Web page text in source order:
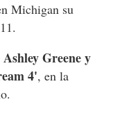
Michigan su
Ashley Greene y
4', en la